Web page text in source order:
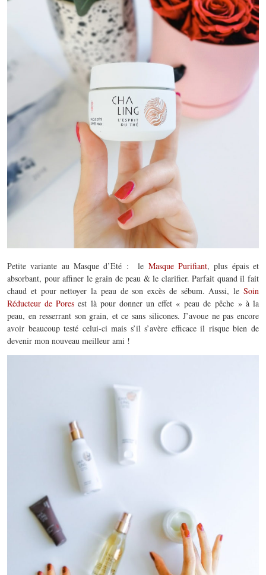
Petite variante au Masque d’Eté : le Masque Purifiant, plus épais et
absorbant, pour affiner le grain de peau & le clarifier. Parfait quand il fait
chaud et pour nettoyer la peau de son excès de sébum. Aussi, le Soin
Réducteur de Pores est là pour donner un effet « peau de pêche » à la
peau, en resserrant son grain, et ce sans silicones. J’avoue ne pas encore
avoir beaucoup testé celui-ci mais s’il s’avère efficace il risque bien de
devenir mon nouveau meilleur ami !